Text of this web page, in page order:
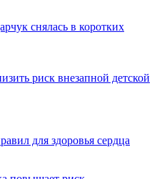
снялась в коротких
риск внезапной детской
для здоровья сердца